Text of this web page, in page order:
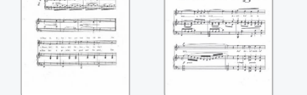
(J.W. Turner)
Wells)